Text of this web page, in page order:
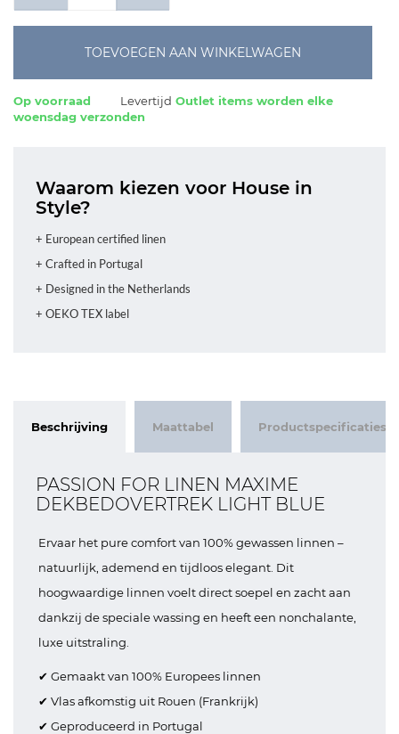
TOEVOEGEN AAN WINKELWAGEN
Op voorraad Levertijd Outlet items worden elke
woensdag verzonden
Waarom kiezen voor House in
Style?
+ European certified linen
+ Crafted in Portugal
+ Designed in the Netherlands
+ OEKO TEX label
Beschrijving Maattabel Productspecificaties
PASSION FOR LINEN MAXIME
DEKBEDOVERTREK LIGHT BLUE
Ervaar het pure comfort van 100% gewassen linnen –
natuurlijk, ademend en tijdloos elegant. Dit
hoogwaardige linnen voelt direct soepel en zacht aan
dankzij de speciale wassing en heeft een nonchalante,
luxe uitstraling.
✔ Gemaakt van 100% Europees linnen
✔ Vlas afkomstig uit Rouen (Frankrijk)
✔ Geproduceerd in Portugal